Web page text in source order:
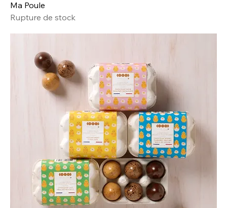
Ma Poule
Rupture de stock